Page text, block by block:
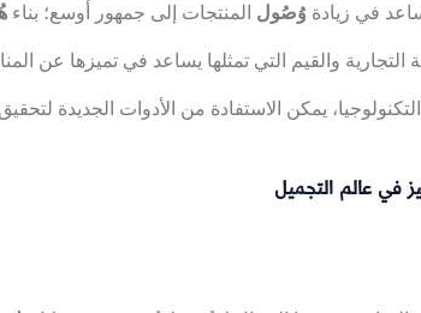
في زيادة وُصُول المنتجات إلى جمهور أوسع؛ بناء
والقيم التي تمثلها يساعد في تميزها عن
في عالم التجميل